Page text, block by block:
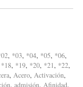
, *03, *04, *05, *06,
*18, *19, *20, *21 , *22,
, Acero, Activación,
, admisión, Afinidad,